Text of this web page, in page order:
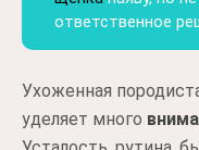
ответственное
Ухоженная
уделяет много